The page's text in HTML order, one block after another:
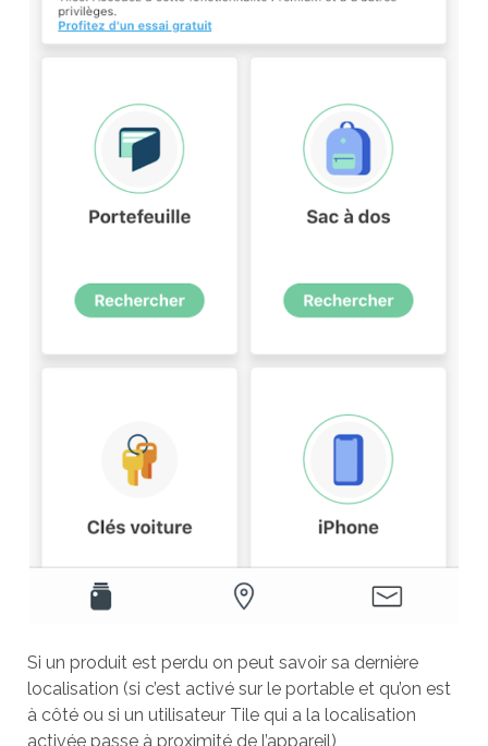
Si un produit est perdu on peut savoir sa dernière
localisation (si c’est activé sur le portable et qu’on est
à côté ou si un utilisateur Tile qui a la localisation
activée passe à proximité de l’appareil)